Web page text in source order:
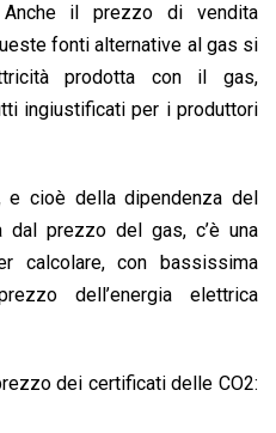
Anche il prezzo di vendita
fonti alternative al gas si
prodotta con il gas,
ingiustificati per i produttori
cioè della dipendenza del
dal prezzo del gas, c’è una
calcolare, con bassissima
dell’energia elettrica
dei certificati delle CO2: